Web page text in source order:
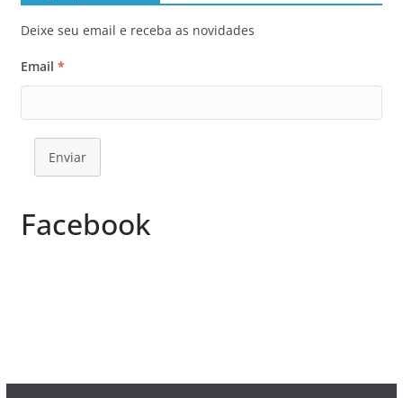
Deixe seu email e receba as novidades
Email *
Enviar
Facebook